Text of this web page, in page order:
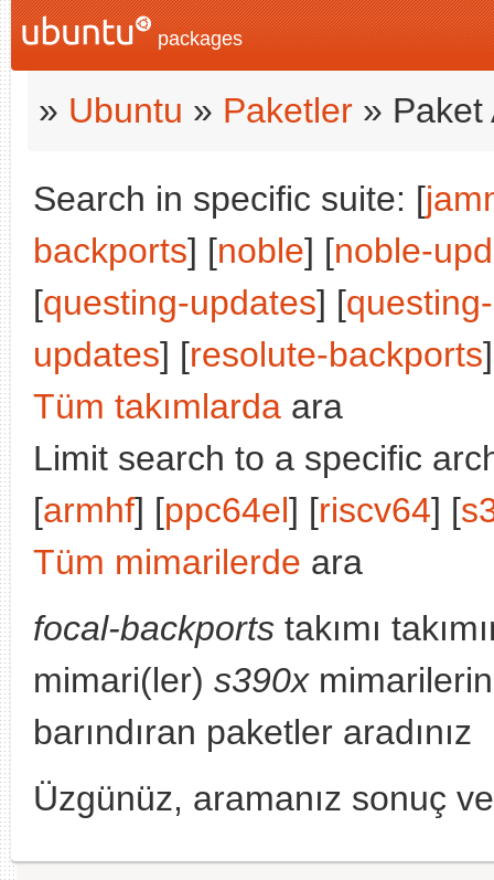
packages
» Ubuntu » Paketler » Paket
Search in specific suite: [
backports] [noble] [noble-
[questing-updates] [
updates] [resolute-backports
Tüm takımlarda ara
Limit search to a specific
[armhf] [ppc64el] [riscv64] [
Tüm mimarilerde ara
focal-backports takımı
mimari(ler) s390x
barındıran paketler aradınız
Üzgünüz, aramanız sonuç